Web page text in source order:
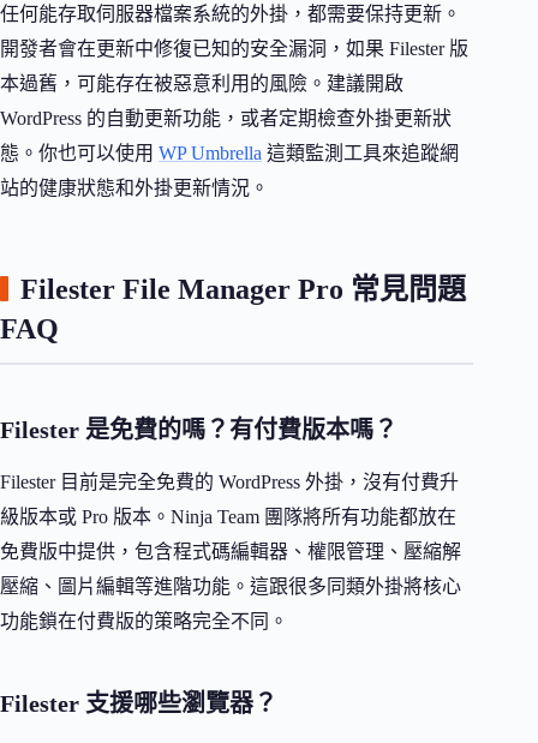
任何能存取伺服器檔案系統的外掛，都需要保持更新。
開發者會在更新中修復已知的安全漏洞，如果 Filester 版
本過舊，可能存在被惡意利用的風險。建議開啟
WordPress 的自動更新功能，或者定期檢查外掛更新狀
態。你也可以使用 WP Umbrella 這類監測工具來追蹤網
站的健康狀態和外掛更新情況。
Filester File Manager Pro 常見問題
FAQ
Filester 是免費的嗎？有付費版本嗎？
Filester 目前是完全免費的 WordPress 外掛，沒有付費升
級版本或 Pro 版本。Ninja Team 團隊將所有功能都放在
免費版中提供，包含程式碼編輯器、權限管理、壓縮解
壓縮、圖片編輯等進階功能。這跟很多同類外掛將核心
功能鎖在付費版的策略完全不同。
Filester 支援哪些瀏覽器？